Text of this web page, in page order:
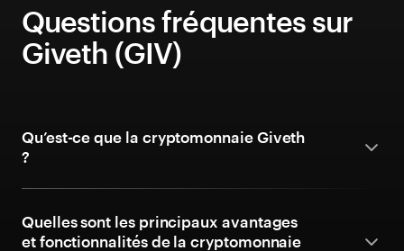
Questions fréquentes sur
Giveth (GIV)
Qu’est-ce que la cryptomonnaie Giveth
?
Quelles sont les principaux avantages
et fonctionnalités de la cryptomonnaie